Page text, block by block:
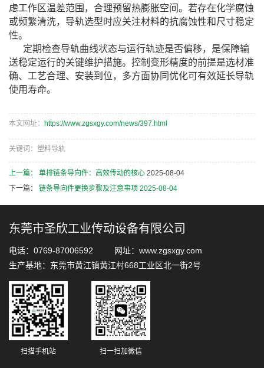
虑工作区温差范围，合理预留热膨胀空间。若存在化学腐蚀
或频繁清洗，导轨选型时应关注材料的抗腐蚀性和尺寸稳定
性。
定期检查导轨曲线状态与运行轨迹是否偏移，是保障输
送稳定运行的关键维护措施。控制变形精度的前提是选材准
确、工艺合理、安装到位，多方面协同优化可有效延长导轨
使用寿命。
本文网址： https://www.zgsxgy.com/news/397.html
关键词：塑料导轨
上一篇： 单排链条导向件：高效传动的核心 2025-08-04
下一篇：
链条导向件更换步骤及注意事项 2025-08-04
东莞市圣欣工业传动设备有限公司
电话：0769-87006592 网址：www.zgsxgy.com
生产基地：东莞市黄江镇黄江村668工业区北一街2号
扫描手机站 扫一扫加微信